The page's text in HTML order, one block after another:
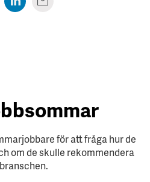
för att fråga hur de
om de skulle rekommendera